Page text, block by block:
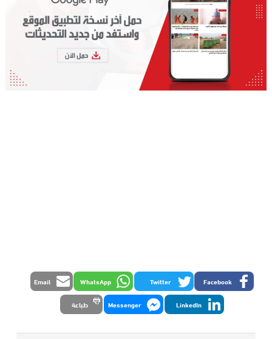
Facebook
Twitter
WhatsApp
Email
LinkedIn
Messenger طباعة